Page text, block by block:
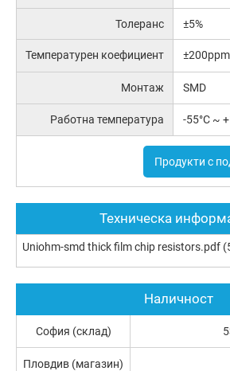
Толеранс ±5%
Температурен коефициент
Монтаж SMD
Работна температура -55°C ~
Продукти с
Техническа
Uniohm-smd thick film chip resistors.pdf
Наличност
София (склад)
Пловдив (магазин)